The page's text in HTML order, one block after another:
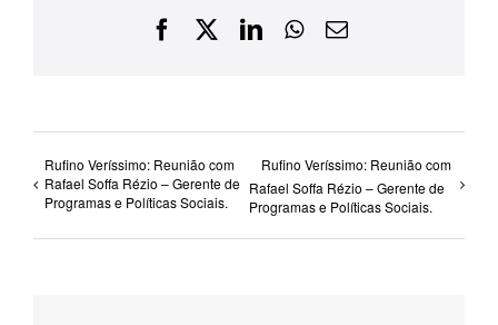
Facebook
X LinkedInWhatsApp
E-
Rufino Veríssimo: Reunião com
Rafael Soffa Rézio – Gerente de
Programas e Políticas Sociais.
Rufino Veríssimo: Reunião com
Rafael Soffa Rézio – Gerente de
Programas e Políticas Sociais.